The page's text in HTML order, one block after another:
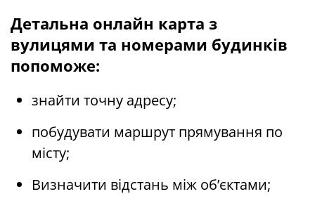
Детальна онлайн карта з
вулицями та номерами будинків
попоможе:
знайти точну адресу;
побудувати маршрут прямування по
місту;
Визначити відстань між об’єктами;